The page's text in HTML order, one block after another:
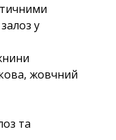
у
жовчний
та